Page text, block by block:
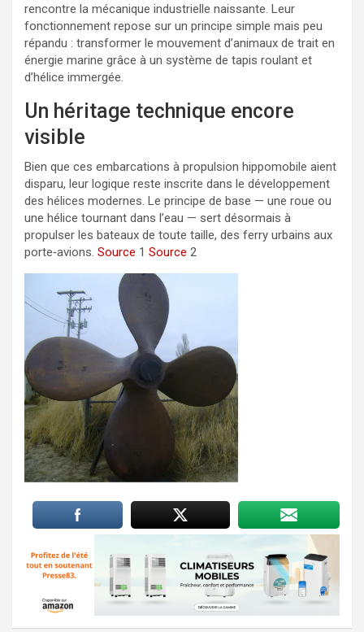
rencontre la mécanique industrielle naissante. Leur
fonctionnement repose sur un principe simple mais peu
répandu : transformer le mouvement d’animaux de trait en
énergie marine grâce à un système de tapis roulant et
d’hélice immergée.
Un héritage technique encore
visible
Bien que ces embarcations à propulsion hippomobile aient
disparu, leur logique reste inscrite dans le développement
des hélices modernes. Le principe de base — une roue ou
une hélice tournant dans l’eau — sert désormais à
propulser les bateaux de toute taille, des ferry urbains aux
porte‑avions. Source 1 Source 2